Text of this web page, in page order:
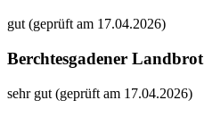
gut (geprüft am 17.04.2026)
Berchtesgadener Landbrot
sehr gut (geprüft am 17.04.2026)